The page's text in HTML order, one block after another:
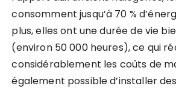
consomment jusqu’à 70 %
plus, elles ont une durée de vie
(environ 50 000 heures), ce qui
considérablement les coûts de
également possible d’installer